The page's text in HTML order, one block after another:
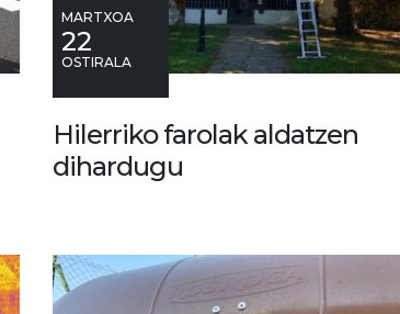
MARTXOA
22
OSTIRALA
Hilerriko farolak aldatzen
dihardugu